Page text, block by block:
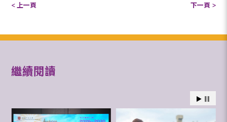
< 上一頁 下一頁 >
繼續閱讀